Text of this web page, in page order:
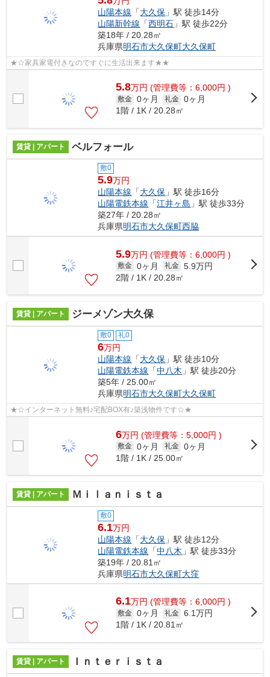
山陽本線 「大久保 」駅 徒歩14分
山陽新幹線 「西明石 」駅 徒歩22分
築18年 / 20.28㎡
兵庫県明石市大久保町大久保町
★☆家具家電付きなのですぐに生活出来ます★★
5.8万円 (管理費等：6,000円 )
敷金 0ヶ月 礼金 0ヶ月
1階 / 1K / 20.28㎡
賃貸 | アパート ベルフォール
敷0
5.9万円
山陽本線 「大久保 」駅 徒歩16分
山陽電鉄本線 「江井ヶ島 」駅 徒歩33分
築27年 / 20.28㎡
兵庫県明石市大久保町西脇
5.9万円 (管理費等：6,000円 )
敷金 0ヶ月 礼金 5.9万円
2階 / 1K / 20.28㎡
賃貸 | アパート ジーメゾン大久保
敷0 礼0
6万円
山陽本線 「大久保 」駅 徒歩10分
山陽電鉄本線 「中八木 」駅 徒歩20分
築5年 / 25.00㎡
兵庫県明石市大久保町大久保町
★☆インターネット無料♪宅配BOX有♪築浅物件です☆★
6万円 (管理費等：5,000円 )
敷金 0ヶ月 礼金 0ヶ月
1階 / 1K / 25.00㎡
賃貸 | アパート Ｍｉｌａｎｉｓｔａ
敷0
6.1万円
山陽本線 「大久保 」駅 徒歩12分
山陽電鉄本線 「中八木 」駅 徒歩33分
築19年 / 20.81㎡
兵庫県明石市大久保町大窪
6.1万円 (管理費等：6,000円 )
敷金 0ヶ月 礼金 6.1万円
1階 / 1K / 20.81㎡
賃貸 | アパート Ｉｎｔｅｒｉｓｔａ